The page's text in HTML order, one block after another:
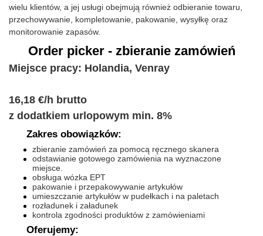
wielu klientów, a jej usługi obejmują również odbieranie towaru,
przechowywanie, kompletowanie, pakowanie, wysyłkę oraz
monitorowanie zapasów.
Order picker - zbieranie zamówień
Miejsce pracy: Holandia, Venray
16,18 €/h brutto
z dodatkiem urlopowym min. 8%
Zakres obowiązków:
zbieranie zamówień za pomocą ręcznego skanera
odstawianie gotowego zamówienia na wyznaczone
miejsce.
obsługa wózka EPT
pakowanie i przepakowywanie artykułów
umieszczanie artykułów w pudełkach i na paletach
rozładunek i załadunek
kontrola zgodności produktów z zamówieniami
Oferujemy: